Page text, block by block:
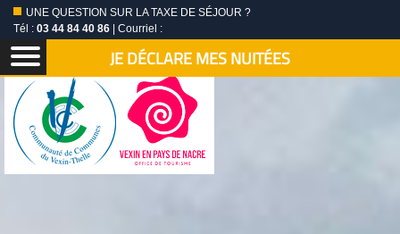
UNE QUESTION SUR LA TAXE DE SÉJOUR ?
Tél : 03 44 84 40 86 | Courriel :
JE DÉCLARE MES NUITÉES